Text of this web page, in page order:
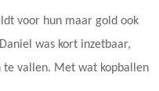
voor hun maar gold ook
was kort inzetbaar,
te vallen. Met wat kopballen